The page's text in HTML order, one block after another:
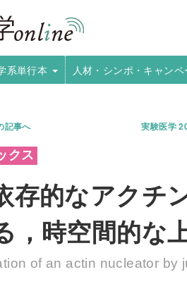
系単行本 人材・シンポ・キャンペ
記事へ
実験医学
存的なアクチ
，時空間的な
of an actin nucleator by